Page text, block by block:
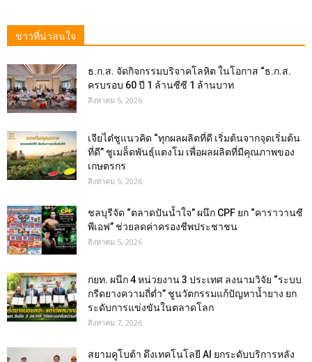
ข่าวที่น่าสนใจ
ธ.ก.ส. จัดกิจกรรมบริจาคโลหิต ในโอกาส “ธ.ก.ส.
ครบรอบ 60 ปี 1 ล้านซีซี 1 ล้านบาท
สิงหาคม 5, 2026
เจียไต๋ชูแนวคิด “ทุกผลผลิตที่ดี เริ่มต้นจากจุดเริ่มต้น
ที่ดี” ชูเมล็ดพันธุ์แตงโม เพื่อผลผลิตที่มีคุณภาพของ
เกษตรกร
สิงหาคม 5, 2026
ชลบุรีจัด “ตลาดปันน้ำใจ” ผนึก CPF ยก “คาราวานซี
พีเอฟ” ช่วยลดค่าครองชีพประชาชน
สิงหาคม 5, 2026
กยท. ผนึก 4 หน่วยงาน 3 ประเทศ ลงนามวิจัย “ระบบ
กรีดยางความถี่ต่ำ” ชูนวัตกรรมแก้ปัญหาน้ำยาง ยก
ระดับการแข่งขันในตลาดโลก
สิงหาคม 7, 2026
สยามคูโบต้า ดึงเทคโนโลยี AI ยกระดับบริการหลัง